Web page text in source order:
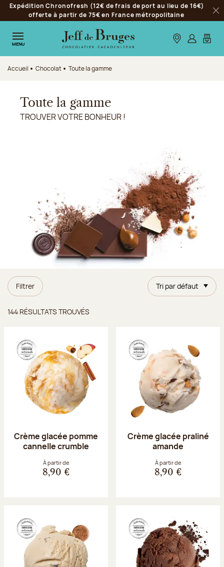
Aller à la navigation
Aller au contenu principal
Aller au pied de page
Expédition Chronofresh (12€ de frais de port au lieu de 16€)
offerte à partir de 75€ en France métropolitaine
MENU Nos boutiques
S’identifier
Mon
Accueil Chocolat Toute la gamme
Toute la gamme
TROUVER VOTRE BONHEUR !
Filtrer Tri par défaut
144 RÉSULTATS TROUVÉS
Crème glacée pomme
cannelle crumble
À partir de
8,90 €
Crème glacée praliné
amande
À partir de
8,90 €